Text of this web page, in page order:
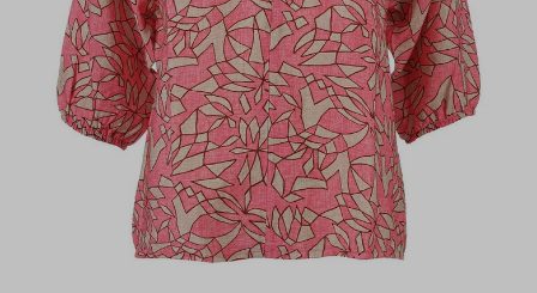
Pink
Menger
Mode